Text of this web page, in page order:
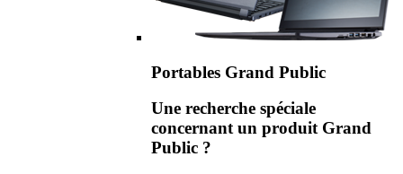
Portables Grand Public
Une recherche spéciale
concernant un produit Grand
Public ?